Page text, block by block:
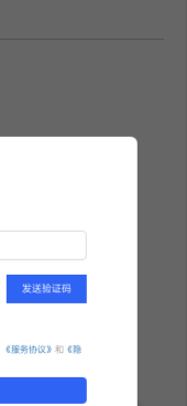
发送验证码
《服务协议》 和《隐